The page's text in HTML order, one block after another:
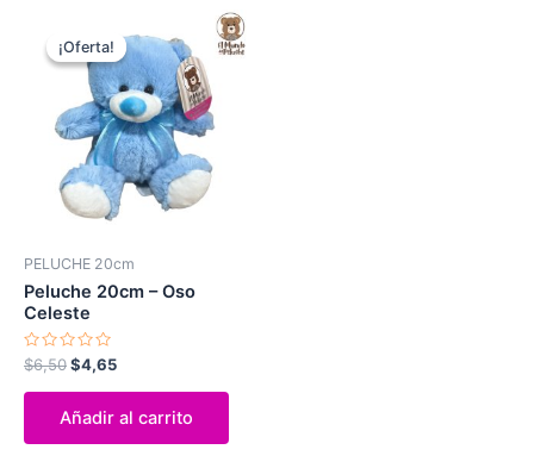
¡Oferta!
¡Oferta!
PELUCHE 20cm
Peluche 20cm – Oso
Celeste
Valorado
con
0
$6,50
precio
original
era:
$6,50.
$4,65
precio
actual
es:
$4,65.
Añadir al carrito